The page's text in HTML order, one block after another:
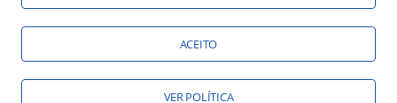
Práticas ESG
Responsabilidade Social
Educação Ambiental
ACEITO
VER POLÍTICA